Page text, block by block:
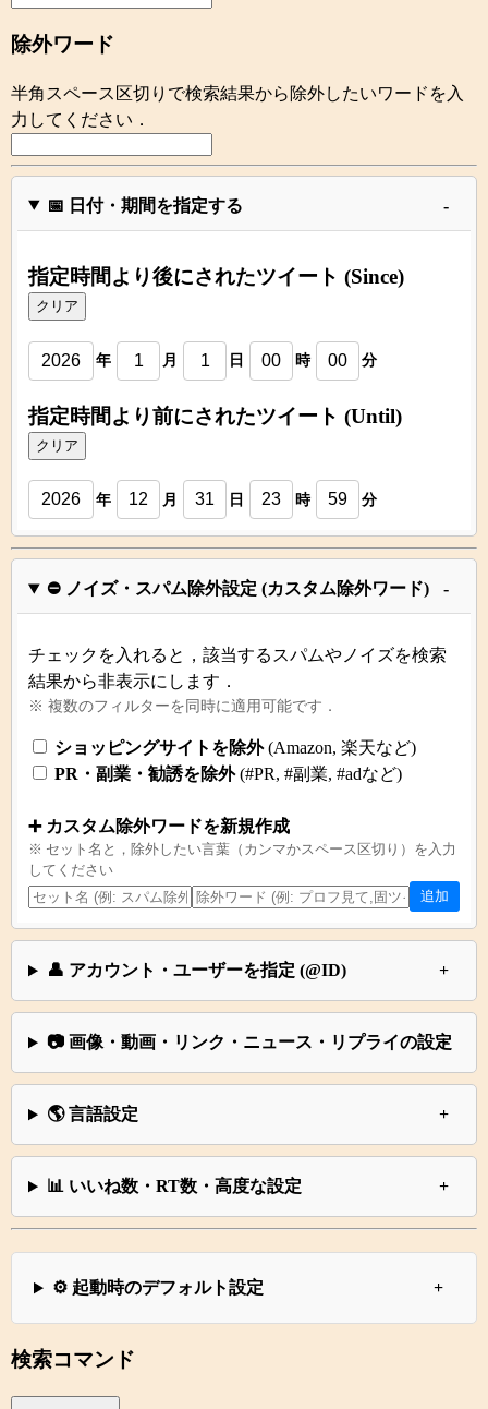
除外ワード
半角スペース区切りで検索結果から除外したいワードを入
力してください．
📅 日付・期間を指定する
指定時間より後にされたツイート (Since)
クリア
年 月 日 時 分
指定時間より前にされたツイート (Until)
クリア
年 月 日 時 分
⛔ ノイズ・スパム除外設定 (カスタム除外ワード)
チェックを入れると，該当するスパムやノイズを検索
結果から非表示にします．
※ 複数のフィルターを同時に適用可能です．
ショッピングサイトを除外(Amazon, 楽天など)
PR・副業・勧誘を除外(#PR, #副業, #adなど)
➕ カスタム除外ワードを新規作成
※ セット名と，除外したい言葉（カンマかスペース区切り）を入力
してください
追加
👤 アカウント・ユーザーを指定 (@ID)
📷 画像・動画・リンク・ニュース・リプライの設定
🌎 言語設定
📊 いいね数・RT数・高度な設定
⚙ 起動時のデフォルト設定
検索コマンド